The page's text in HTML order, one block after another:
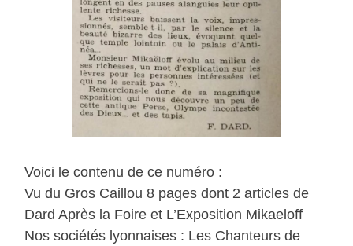
Voici le contenu de ce numéro :
Vu du Gros Caillou 8 pages dont 2 articles de
Dard Après la Foire et L’Exposition Mikaeloff
Nos sociétés lyonnaises : Les Chanteurs de